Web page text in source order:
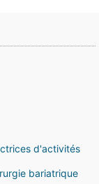
d'activités
bariatrique